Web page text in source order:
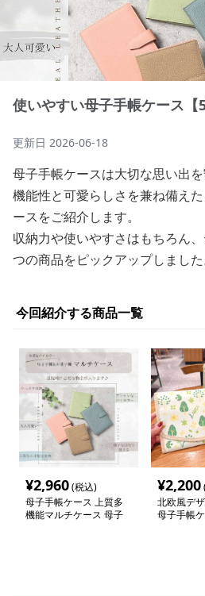
使いやすい母子手帳ケース【5
更新日 2026-06-18
母子手帳ケースは大切な思い出を
機能性と可愛らしさを兼ね備え
ースをご紹介します。
収納力や使いやすさはもちろん
つの商品をピックアップしました
今回紹介する商品一覧
¥2,960(税込)
母子手帳ケース 上質多
機能マルチケース 母子
¥2,200
北欧風デ
母子手帳